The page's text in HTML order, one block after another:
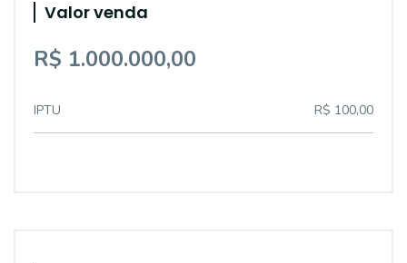
Valor venda
R$ 1.000.000,00
IPTU R$ 100,00